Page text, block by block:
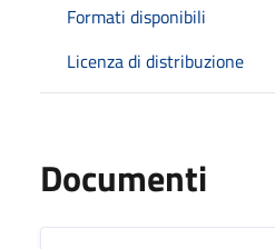
Formati disponibili
Licenza di distribuzione
Documenti